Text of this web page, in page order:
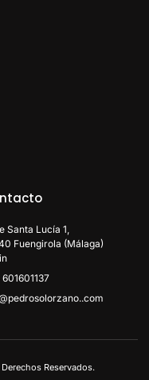
Santa Lucía 1,
Fuengirola (Málaga)
Reservados.